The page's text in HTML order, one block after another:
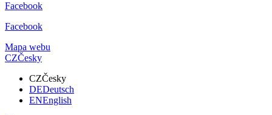
Facebook
Facebook
Mapa webu
CZČesky
CZČesky
DEDeutsch
ENEnglish